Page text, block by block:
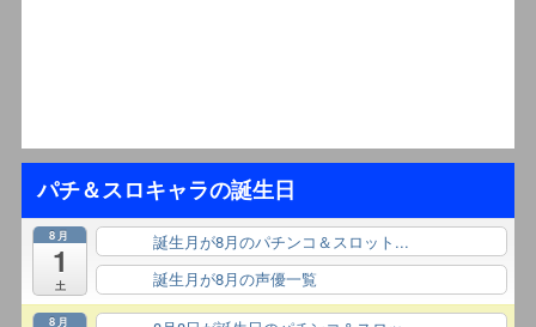
パチ＆スロキャラの誕生日
8月
1
土
誕生月が8月のパチンコ＆スロット...
誕生月が8月の声優一覧
8月